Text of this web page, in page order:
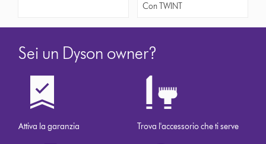
Con TWINT
Sei un Dyson owner?
Attiva la garanzia Trova l'accessorio che ti serve